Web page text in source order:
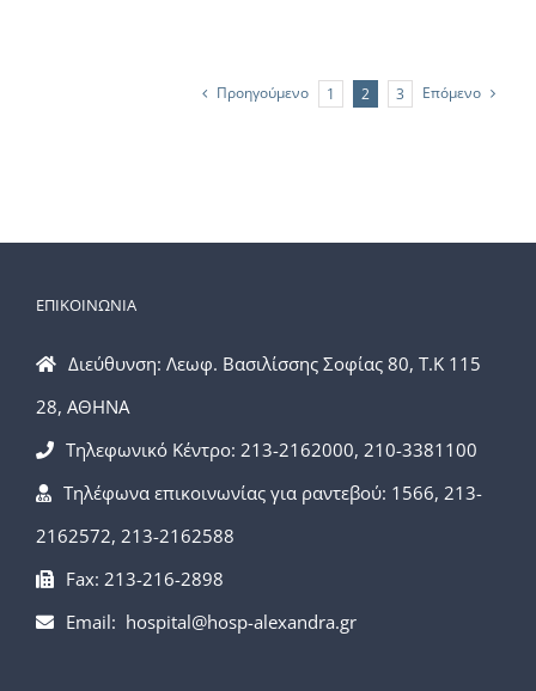
Προηγούμενο 1 2 3 Επόμενο
ΕΠΙΚΟΙΝΩΝΙΑ
Διεύθυνση: Λεωφ. Βασιλίσσης Σοφίας 80, Τ.Κ 115
28, ΑΘΗΝΑ
Τηλεφωνικό Κέντρο: 213-2162000, 210-3381100
Τηλέφωνα επικοινωνίας για ραντεβού: 1566, 213-
2162572, 213-2162588
Fax: 213-216-2898
Email: hospital@hosp-alexandra.gr